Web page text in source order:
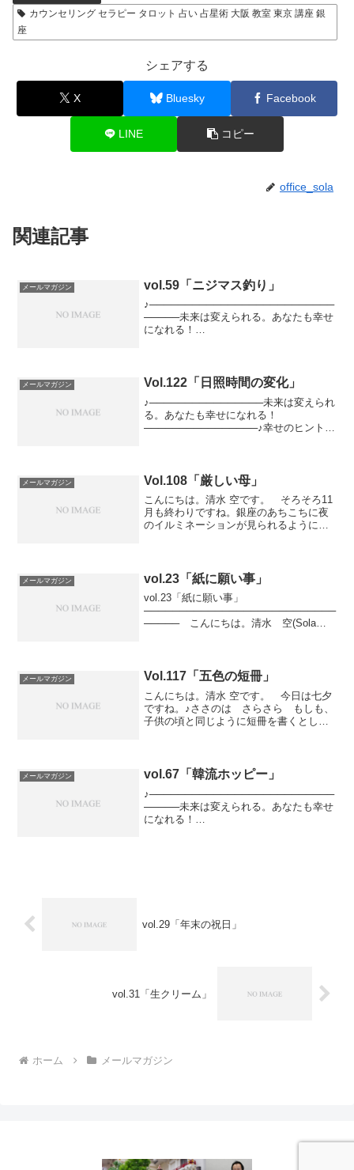
カウンセリング セラピー タロット 占い 占星術 大阪 教室 東京 講座 銀
座
シェアする
X Bluesky Facebook
LINE コピー
office_sola
関連記事
メールマガジン vol.59「ニジマス釣り」
♪──────────────────────────
─────未来は変えられる。あなたも幸せ
になれる！
ウンセ...
メールマガジン Vol.122「日照時間の変化」
♪────────────────未来は変えられ
る。あなたも幸せになれる！
────────────────♪幸せのヒントを
も広がって...
メールマガジン Vol.108「厳しい母」
こんにちは。清水 空です。 そろそろ11
月も終わりですね。銀座のあちこちに夜
のイルミネーションが見られるようにな
先のことが明るく夢見...
メールマガジン vol.23「紙に願い事」
vol.23「紙に願い事」
───────────────────────────
───── こんにちは。清水 空(Sola
と...
メールマガジン Vol.117「五色の短冊」
こんにちは。清水 空です。 今日は七夕
ですね。♪ささのは さらさら もしも、
子供の頃と同じように短冊を書くとした
おくと叶いやすいとも...
メールマガジン vol.67「韓流ホッピー」
♪──────────────────────────
─────未来は変えられる。あなたも幸せ
になれる！
vol.29「年末の祝日」
vol.31「生クリーム」
ホーム メールマガジン